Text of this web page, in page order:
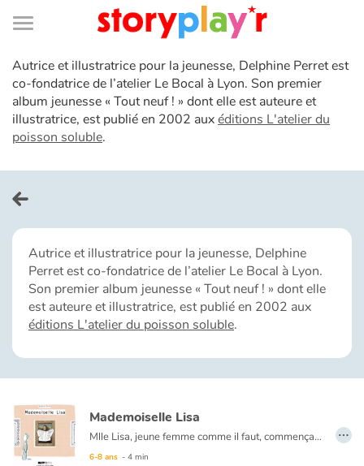
Connexion
Bibliothèque
de
Menu ➜
Je me connecte
Bibliothèque
Prix
Accueil
Contes d'ici et d'ailleurs
Princesses et princes, rois, reines et dragons
Ogres, monstres et sorcières
Autrice et illustratrice pour la jeunesse, Delphine Perret est
co-fondatrice de l’atelier Le Bocal à Lyon. Son premier
album jeunesse « Tout neuf ! » dont elle est auteure et
illustratrice, est publié en 2002 auxéditions L'atelier du
poisson soluble.
Autrice et illustratrice pour la jeunesse, Delphine
Perret est co-fondatrice de l’atelier Le Bocal à Lyon.
Son premier album jeunesse « Tout neuf ! » dont elle
est auteure et illustratrice, est publié en 2002 aux
éditions L'atelier du poisson soluble.
Mademoiselle Lisa
Mlle Lisa, jeune femme comme il faut, commençait à s’encroûter.
Ni une ni deux, elle partit pour Las Vegas.
6-8 ans - 4 min
…